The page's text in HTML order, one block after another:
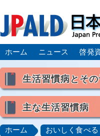
ホーム ニュース 啓発
生活習慣病とそ
喫煙
食生活
主な生活習慣病
高血圧 脂質異常
ホーム おいしく食べ